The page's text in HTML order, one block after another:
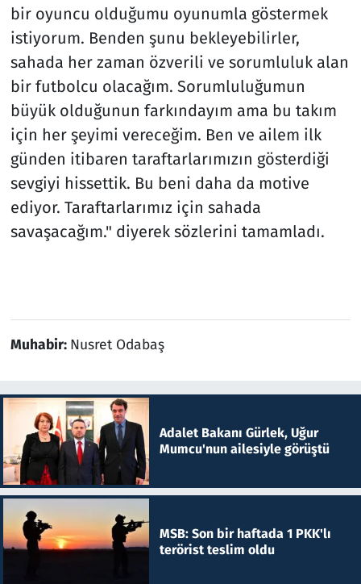
bir oyuncu olduğumu oyunumla göstermek
istiyorum. Benden şunu bekleyebilirler,
sahada her zaman özverili ve sorumluluk alan
bir futbolcu olacağım. Sorumluluğumun
büyük olduğunun farkındayım ama bu takım
için her şeyimi vereceğim. Ben ve ailem ilk
günden itibaren taraftarlarımızın gösterdiği
sevgiyi hissettik. Bu beni daha da motive
ediyor. Taraftarlarımız için sahada
savaşacağım." diyerek sözlerini tamamladı.
Muhabir: Nusret Odabaş
Adalet Bakanı Gürlek, Uğur
Mumcu'nun ailesiyle görüştü
MSB: Son bir haftada 1 PKK'lı
terörist teslim oldu